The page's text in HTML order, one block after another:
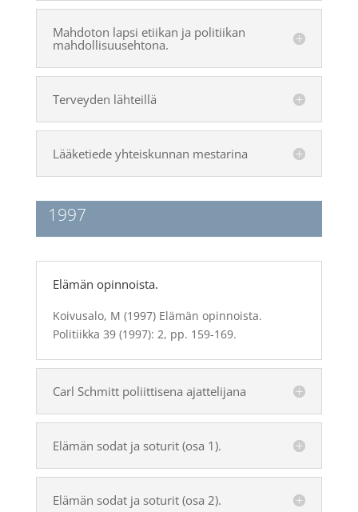
Mahdoton lapsi etiikan ja politiikan
mahdollisuusehtona.
Terveyden lähteillä
Lääketiede yhteiskunnan mestarina
1997
Elämän opinnoista.
Koivusalo, M (1997) Elämän opinnoista.
Politiikka 39 (1997): 2, pp. 159-169.
Carl Schmitt poliittisena ajattelijana
Elämän sodat ja soturit (osa 1).
Elämän sodat ja soturit (osa 2).